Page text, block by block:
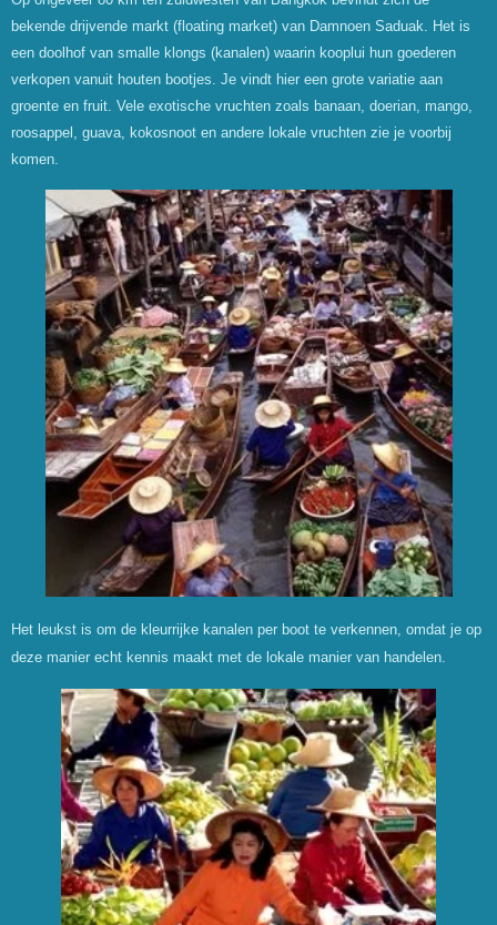
bekende drijvende markt (floating market) van Damnoen Saduak. Het is
een doolhof van smalle klongs (kanalen) waarin kooplui hun goederen
verkopen vanuit houten bootjes. Je vindt hier een grote variatie aan
groente en fruit. Vele exotische vruchten zoals banaan, doerian, mango,
roosappel, guava, kokosnoot en andere lokale vruchten zie je voorbij
komen.
Het leukst is om de kleurrijke kanalen per boot te verkennen, omdat je op
deze manier echt kennis maakt met de lokale manier van handelen.